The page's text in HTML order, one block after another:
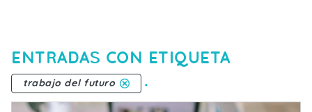
ENTRADAS CON ETIQUETA
trabajo del futuro .